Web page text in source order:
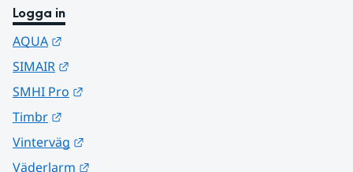
Logga in
AQUA
SIMAIR
SMHI Pro
Timbr
Vinterväg
Väderlarm